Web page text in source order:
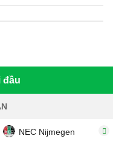
đầu
NEC Nijmegen